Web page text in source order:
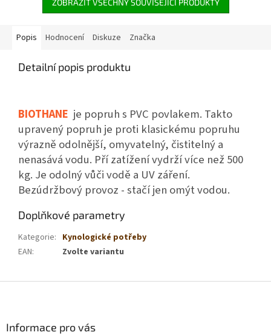
ZOBRAZIT VŠECHNY SOUVISEJÍCÍ PRODUKTY
Popis Hodnocení Diskuze Značka
Detailní popis produktu
BIOTHANE je popruh s PVC povlakem. Takto
upravený popruh je proti klasickému popruhu
výrazně odolnější, omyvatelný, čistitelný a
nenasává vodu. Pří zatížení vydrží více než 500
kg. Je odolný vůči vodě a UV záření.
Bezúdržbový provoz - stačí jen omýt vodou.
Doplňkové parametry
Kategorie: Kynologické potřeby
EAN: Zvolte variantu
Informace pro vás